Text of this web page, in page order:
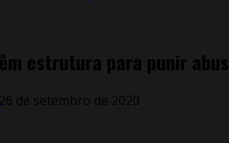
estrutura para punir
26 de setembro de 2020